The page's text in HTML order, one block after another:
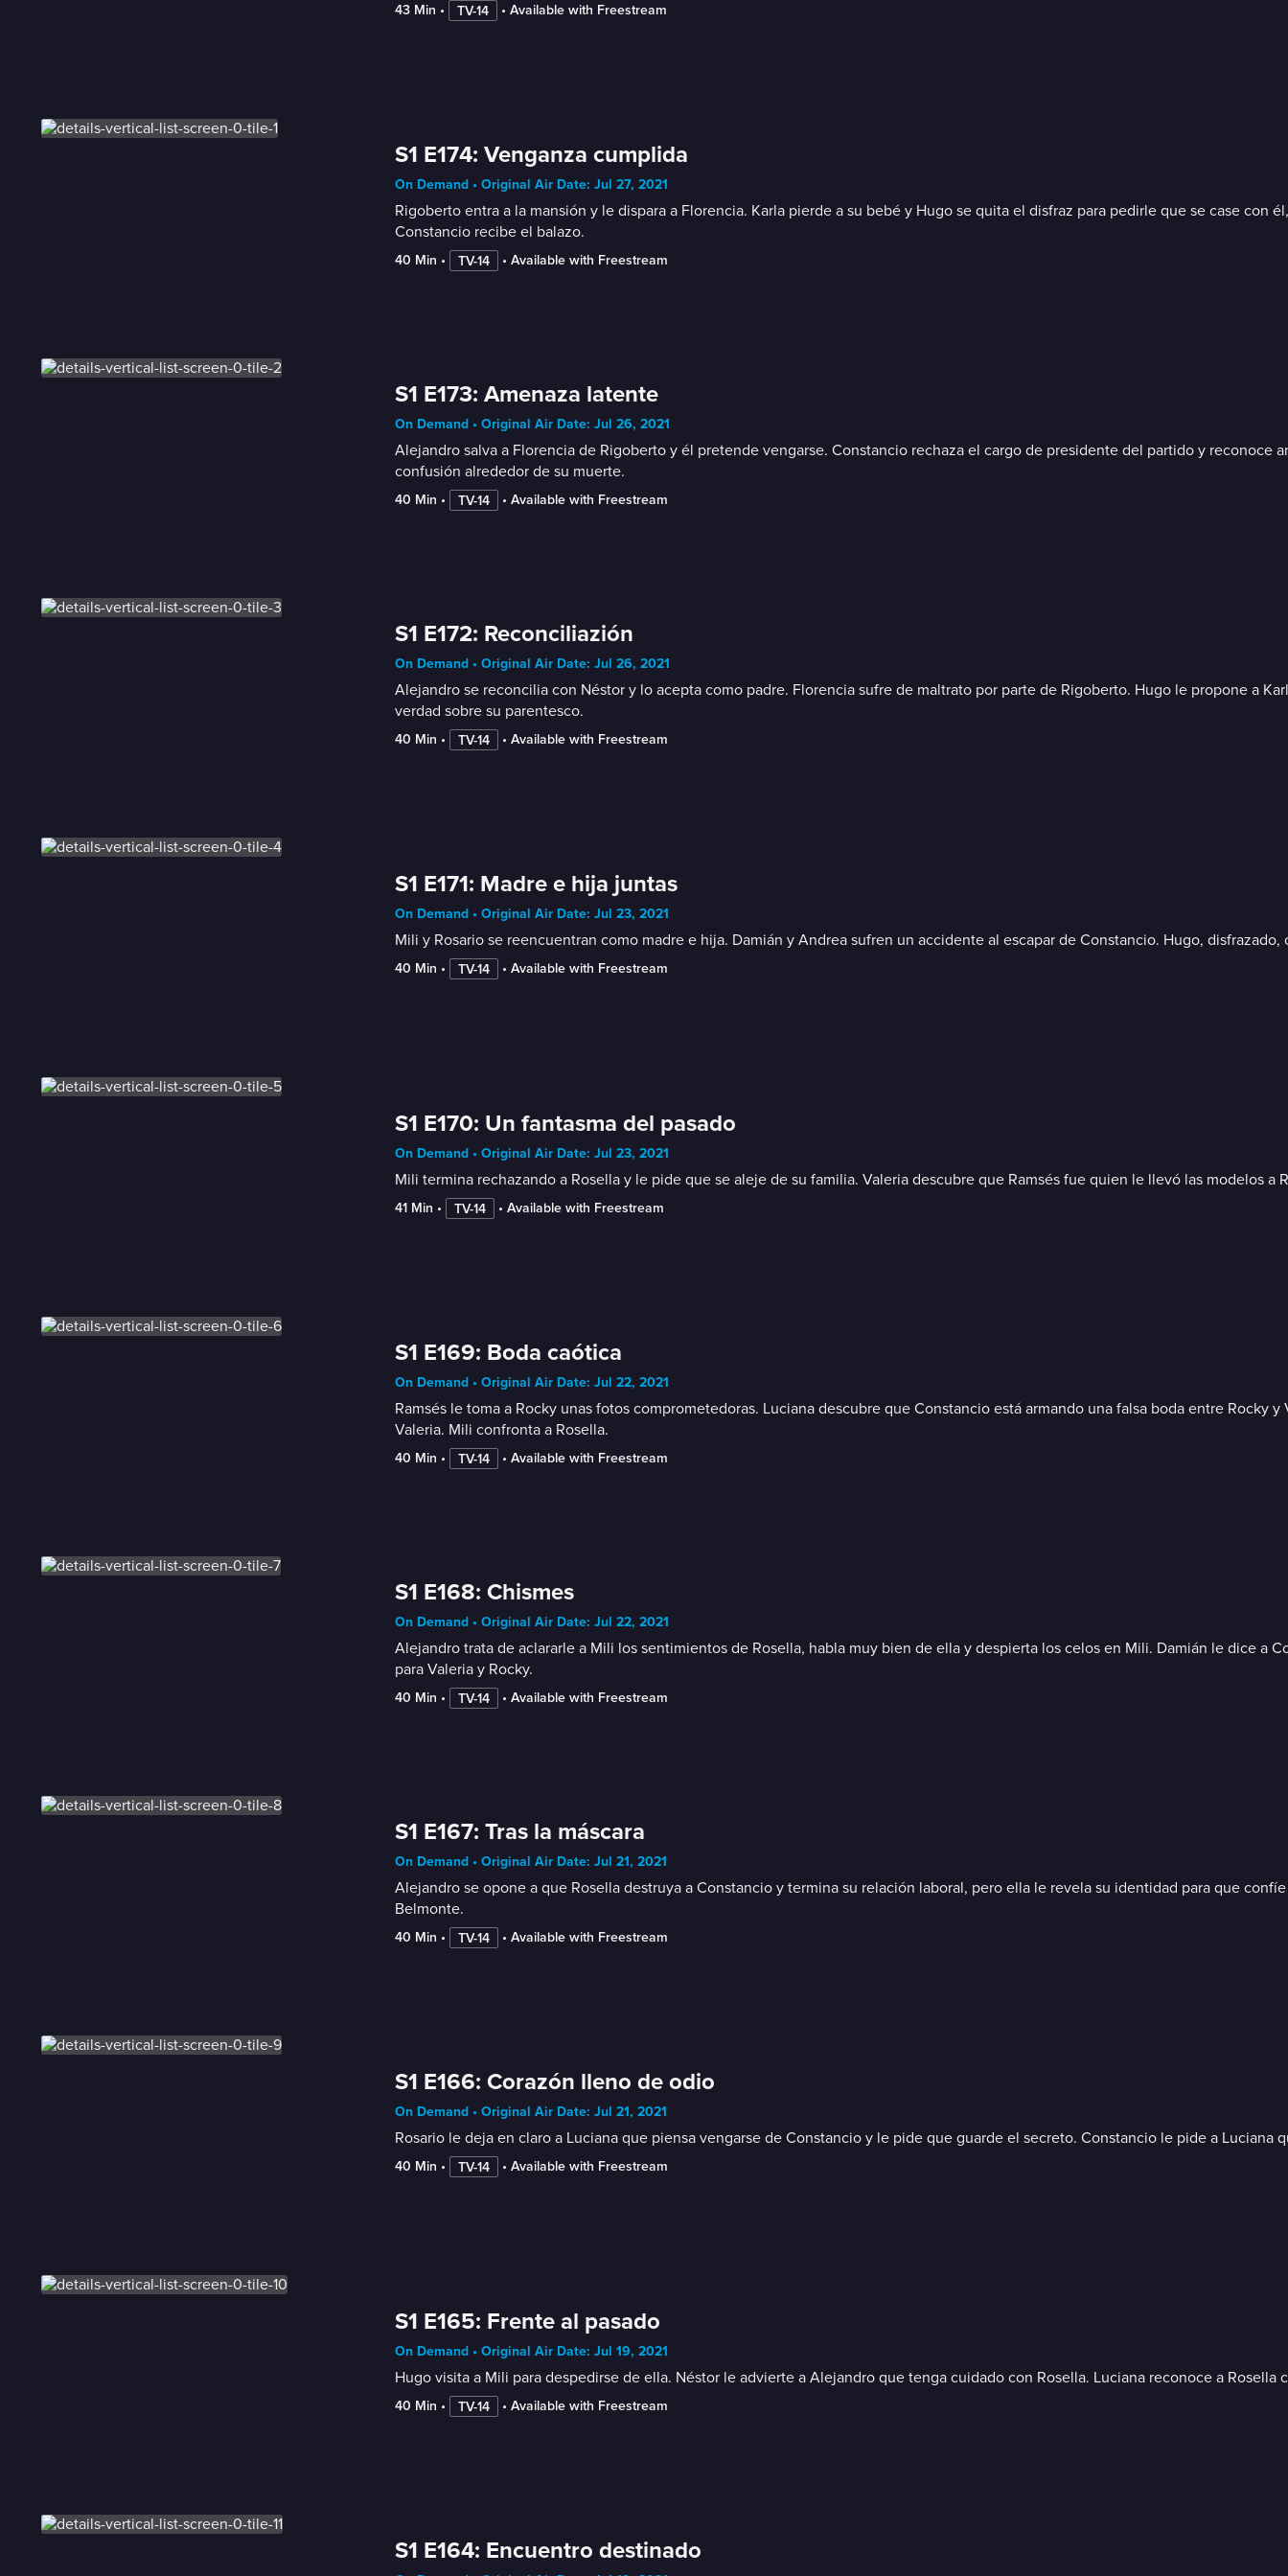
43 Min • TV-14 • Available with Freestream
S1 E174: Venganza cumplida
On Demand • Original Air Date: Jul 27, 2021
Rigoberto entra a la mansión y le dispara a Florencia. Karla pierde a su bebé y Hugo se quita el disfraz para pedirle que se case con
Constancio recibe el balazo.
40 Min • TV-14 • Available with Freestream
S1 E173: Amenaza latente
On Demand • Original Air Date: Jul 26, 2021
Alejandro salva a Florencia de Rigoberto y él pretende vengarse. Constancio rechaza el cargo de presidente del partido y reconoce
confusión alrededor de su muerte.
40 Min • TV-14 • Available with Freestream
S1 E172: Reconciliazión
On Demand • Original Air Date: Jul 26, 2021
Alejandro se reconcilia con Néstor y lo acepta como padre. Florencia sufre de maltrato por parte de Rigoberto. Hugo le propone a
verdad sobre su parentesco.
40 Min • TV-14 • Available with Freestream
S1 E171: Madre e hija juntas
On Demand • Original Air Date: Jul 23, 2021
Mili y Rosario se reencuentran como madre e hija. Damián y Andrea sufren un accidente al escapar de Constancio. Hugo,
40 Min • TV-14 • Available with Freestream
S1 E170: Un fantasma del pasado
On Demand • Original Air Date: Jul 23, 2021
Mili termina rechazando a Rosella y le pide que se aleje de su familia. Valeria descubre que Ramsés fue quien le llevó las modelos
41 Min • TV-14 • Available with Freestream
S1 E169: Boda caótica
On Demand • Original Air Date: Jul 22, 2021
Ramsés le toma a Rocky unas fotos comprometedoras. Luciana descubre que Constancio está armando una falsa boda entre
Valeria. Mili confronta a Rosella.
40 Min • TV-14 • Available with Freestream
S1 E168: Chismes
On Demand • Original Air Date: Jul 22, 2021
Alejandro trata de aclararle a Mili los sentimientos de Rosella, habla muy bien de ella y despierta los celos en Mili. Damián le dice a
para Valeria y Rocky.
40 Min • TV-14 • Available with Freestream
S1 E167: Tras la máscara
On Demand • Original Air Date: Jul 21, 2021
Alejandro se opone a que Rosella destruya a Constancio y termina su relación laboral, pero ella le revela su identidad para que
Belmonte.
40 Min • TV-14 • Available with Freestream
S1 E166: Corazón lleno de odio
On Demand • Original Air Date: Jul 21, 2021
Rosario le deja en claro a Luciana que piensa vengarse de Constancio y le pide que guarde el secreto. Constancio le pide a
40 Min • TV-14 • Available with Freestream
S1 E165: Frente al pasado
On Demand • Original Air Date: Jul 19, 2021
Hugo visita a Mili para despedirse de ella. Néstor le advierte a Alejandro que tenga cuidado con Rosella. Luciana reconoce a Rosella
40 Min • TV-14 • Available with Freestream
S1 E164: Encuentro destinado